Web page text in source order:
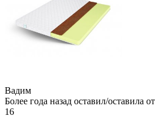
Вадим
Более года назад оставил/оставила
16